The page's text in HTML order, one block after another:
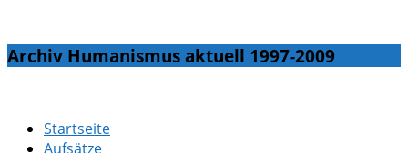
Archiv Humanismus aktuell 1997-2009
Startseite
Aufsätze